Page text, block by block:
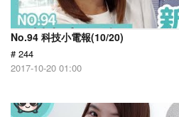
No.94 科技小電報(10/20)
# 244
2017-10-20 01:00